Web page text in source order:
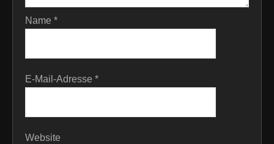
Name *
E-Mail-Adresse *
Website